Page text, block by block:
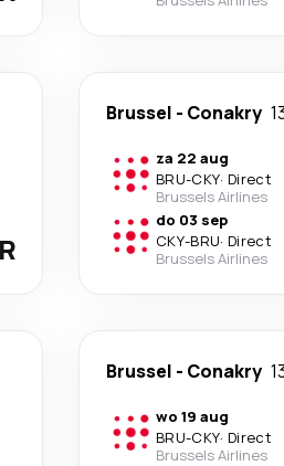
Brussel - Conakry
za 22 aug
BRU-CKY· Direct
Brussels Airlines
do 03 sep
CKY-BRU· Direct
Brussels Airlines
Brussel - Conakry
wo 19 aug
BRU-CKY· Direct
Brussels Airlines